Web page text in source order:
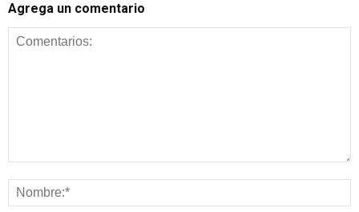
Agrega un comentario